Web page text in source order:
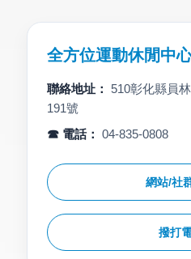
全方位運動休閒中
聯絡地址：
510彰化縣員
191號
☎ 電話： 04-835-0808
網站/社
撥打